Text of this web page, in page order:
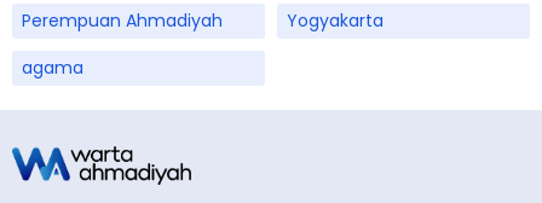
Perempuan Ahmadiyah
Yogyakarta
agama